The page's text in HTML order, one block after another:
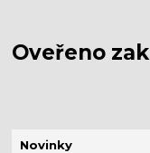
Novinky
Oveřeno